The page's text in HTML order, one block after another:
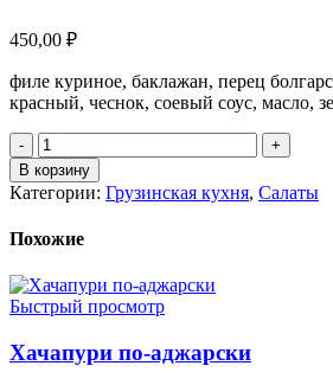
450,00 ₽
филе куриное, баклажан, перец
красный, чеснок, соевый соус, масло,
В корзину
Категории: Грузинская кухня, Салаты
Похожие
Быстрый просмотр
Хачапури по-аджарски